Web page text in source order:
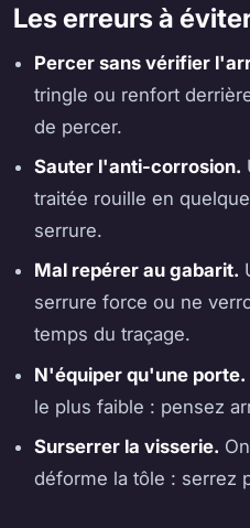
Les erreurs à
Percer sans vérifier
tringle ou renfort
de percer.
Sauter l'anti-corrosion.
traitée rouille en
serrure.
Mal repérer au gabarit.
serrure force ou ne
temps du traçage.
N'équiper qu'une porte.
le plus faible : pensez
Surserrer la visserie.
déforme la tôle : serrez